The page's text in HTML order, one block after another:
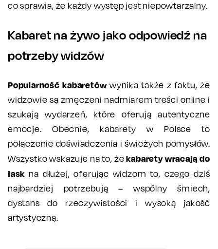
co sprawia, że każdy występ jest niepowtarzalny.
Kabaret na żywo jako odpowiedź na
potrzeby widzów
Popularność kabaretówwynika także z faktu, że
widzowie są zmęczeni nadmiarem treści online i
szukają wydarzeń, które oferują autentyczne
emocje. Obecnie, kabarety w Polsce to
połączenie doświadczenia i świeżych pomysłów.
Wszystko wskazuje na to, żekabarety wracają do
łask na dłużej, oferując widzom to, czego dziś
najbardziej potrzebują – wspólny śmiech,
dystans do rzeczywistości i wysoką jakość
artystyczną.